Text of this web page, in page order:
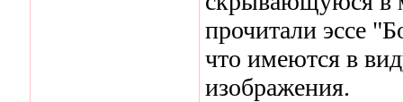
прочитали эссе
что имеются в
изображения.